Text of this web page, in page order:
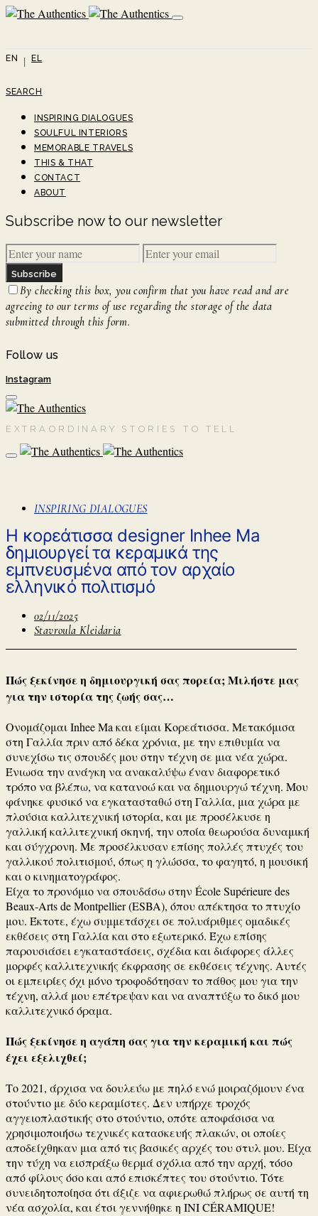
EN EL
SEARCH
INSPIRING DIALOGUES
SOULFUL INTERIORS
MEMORABLE TRAVELS
THIS & THAT
CONTACT
ABOUT
Subscribe now to our newsletter
Subscribe
By checking this box, you confirm that you have read and are
agreeing to our terms of use regarding the storage of the data
submitted through this form.
Follow us
Instagram
EXTRAORDINARY STORIES TO TELL
INSPIRING DIALOGUES
Η κορεάτισσα designer Inhee Ma
δημιουργεί τα κεραμικά της
εμπνευσμένα από τον αρχαίο
ελληνικό πολιτισμό
02/11/2025
Stavroula Kleidaria
Πώς ξεκίνησε η δημιουργική σας πορεία; Μιλήστε μας
για την ιστορία της ζωής σας…
Ονομάζομαι Inhee Ma και είμαι Κορεάτισσα. Μετακόμισα
στη Γαλλία πριν από δέκα χρόνια, με την επιθυμία να
συνεχίσω τις σπουδές μου στην τέχνη σε μια νέα χώρα.
Ένιωσα την ανάγκη να ανακαλύψω έναν διαφορετικό
τρόπο να βλέπω, να κατανοώ και να δημιουργώ τέχνη. Μου
φάνηκε φυσικό να εγκατασταθώ στη Γαλλία, μια χώρα με
πλούσια καλλιτεχνική ιστορία, και με προσέλκυσε η
γαλλική καλλιτεχνική σκηνή, την οποία θεωρούσα δυναμική
και σύγχρονη. Με προσέλκυσαν επίσης πολλές πτυχές του
γαλλικού πολιτισμού, όπως η γλώσσα, το φαγητό, η μουσική
και ο κινηματογράφος.
Είχα το προνόμιο να σπουδάσω στην École Supérieure des
Beaux-Arts de Montpellier (ESBA), όπου απέκτησα το πτυχίο
μου. Έκτοτε, έχω συμμετάσχει σε πολυάριθμες ομαδικές
εκθέσεις στη Γαλλία και στο εξωτερικό. Έχω επίσης
παρουσιάσει εγκαταστάσεις, σχέδια και διάφορες άλλες
μορφές καλλιτεχνικής έκφρασης σε εκθέσεις τέχνης. Αυτές
οι εμπειρίες όχι μόνο τροφοδότησαν το πάθος μου για την
τέχνη, αλλά μου επέτρεψαν και να αναπτύξω το δικό μου
καλλιτεχνικό όραμα.
Πώς ξεκίνησε η αγάπη σας για την κεραμική και πώς
έχει εξελιχθεί;
Το 2021, άρχισα να δουλεύω με πηλό ενώ μοιραζόμουν ένα
στούντιο με δύο κεραμίστες. Δεν υπήρχε τροχός
αγγειοπλαστικής στο στούντιο, οπότε αποφάσισα να
χρησιμοποιήσω τεχνικές κατασκευής πλακών, οι οποίες
αποδείχθηκαν μια από τις βασικές αρχές του στυλ μου. Είχα
την τύχη να εισπράξω θερμά σχόλια από την αρχή, τόσο
από φίλους όσο και από επισκέπτες του στούντιο. Τότε
συνειδητοποίησα ότι άξιζε να αφιερωθώ πλήρως σε αυτή τη
νέα ασχολία, και έτσι γεννήθηκε η INI CÉRAMIQUE!